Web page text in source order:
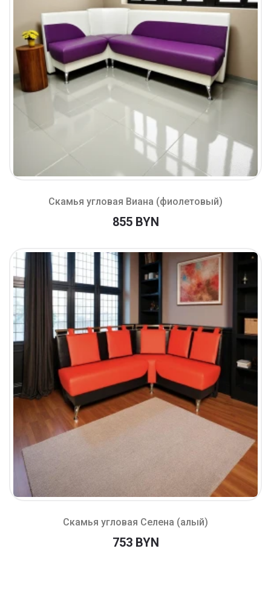
Скамья угловая Виана (фиолетовый)
855 BYN
Скамья угловая Селена (алый)
753 BYN